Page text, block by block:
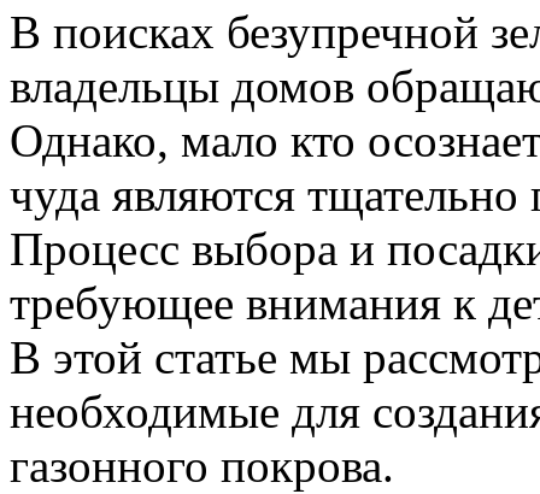
В поисках безупречной
владельцы домов
Однако, мало кто
чуда являются
Процесс выбора и
требующее внимания к
В этой статье мы
необходимые для
газонного покрова.